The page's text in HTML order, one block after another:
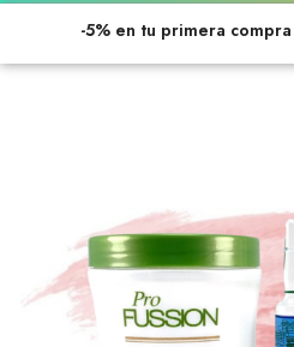
-5% en tu primera